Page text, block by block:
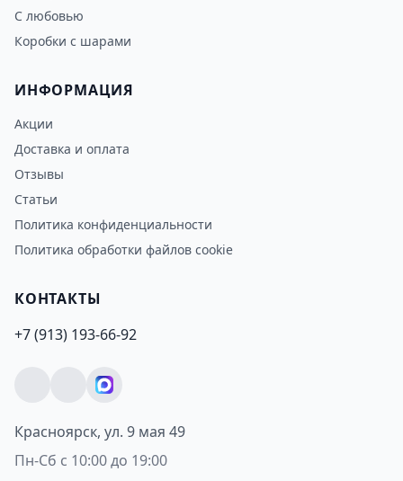
С любовью
Коробки с шарами
ИНФОРМАЦИЯ
Акции
Доставка и оплата
Отзывы
Статьи
Политика конфиденциальности
Политика обработки файлов cookie
КОНТАКТЫ
+7 (913) 193-66-92
Красноярск, ул. 9 мая 49
Пн-Сб с 10:00 до 19:00